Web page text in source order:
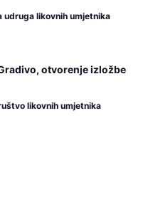
udruga likovnih umjetnika
otvorenje izložbe
likovnih umjetnika